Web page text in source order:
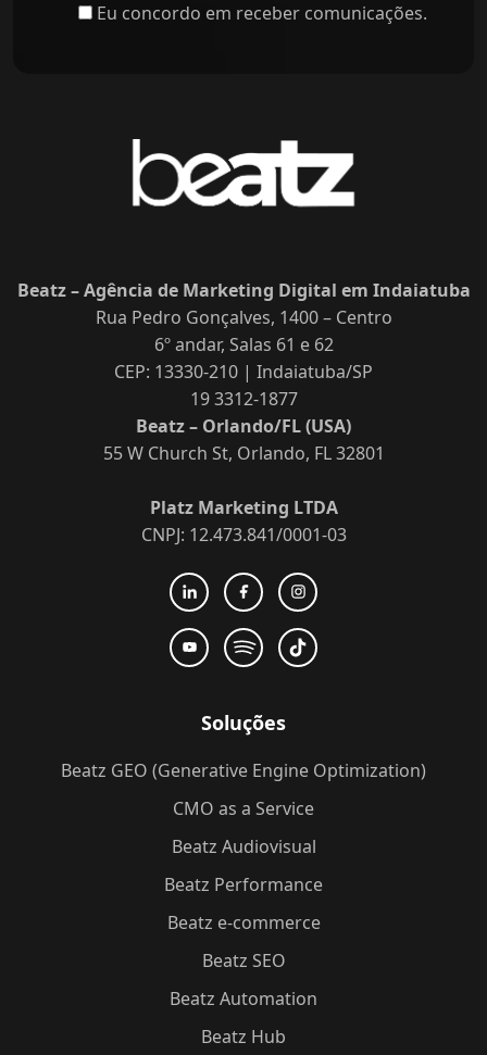
Eu concordo em receber comunicações.
Beatz – Agência de Marketing Digital em Indaiatuba
Rua Pedro Gonçalves, 1400 – Centro
6º andar, Salas 61 e 62
CEP: 13330-210 | Indaiatuba/SP
19 3312-1877
Beatz – Orlando/FL (USA)
55 W Church St, Orlando, FL 32801
Platz Marketing LTDA
CNPJ: 12.473.841/0001-03
Soluções
Beatz GEO (Generative Engine Optimization)
CMO as a Service
Beatz Audiovisual
Beatz Performance
Beatz e-commerce
Beatz SEO
Beatz Automation
Beatz Hub